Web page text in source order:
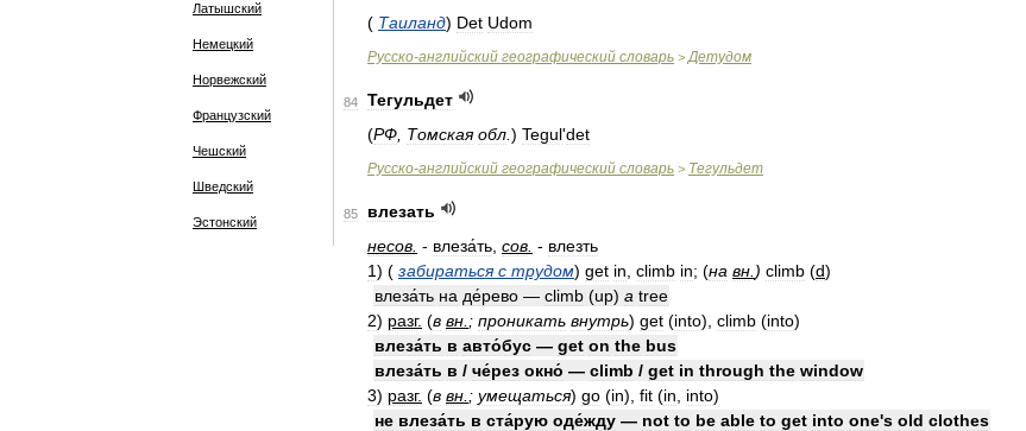
Латышский
Немецкий
Норвежский
Французский
Чешский
Шведский
Эстонский
( Таиланд) Det Udom
Русско-английский географический словарь > Детудом
84
Тегульдет
(РФ Томская обл ) Tegul'det
Русско-английский географический словарь > Тегульдет
85
влезать
несов - влеза́ть сов - влезть
1) ( забираться с трудом) get in climb in; (на вн ) climb (d)
влеза́ть на де́рево — climb (up) a tree
2) разг. (в вн ; проникать внутрь) get (into), climb (into)
влеза́ть в авто́бус — get on the bus
влеза́ть в / че́рез окно́ — climb / get in through the window
3) разг. (в вн ; умещаться) go (in), fit (in into)
не влеза́ть в ста́рую оде́жду — not to be able to get into one's old clothes